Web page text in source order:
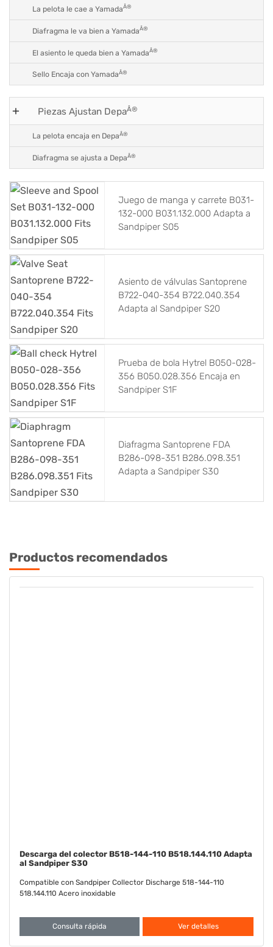
La pelota le cae a YamadaÂ®
Diafragma le va bien a YamadaÂ®
El asiento le queda bien a YamadaÂ®
Sello Encaja con YamadaÂ®
Piezas Ajustan DepaÂ®
La pelota encaja en DepaÂ®
Diafragma se ajusta a DepaÂ®
Juego de manga y carrete B031-
132-000 B031.132.000 Adapta a
Sandpiper S05
Asiento de válvulas Santoprene
B722-040-354 B722.040.354
Adapta al Sandpiper S20
Prueba de bola Hytrel B050-028-
356 B050.028.356 Encaja en
Sandpiper S1F
Diafragma Santoprene FDA
B286-098-351 B286.098.351
Adapta a Sandpiper S30
Productos recomendados
Diafragma Santoprene FDA B286-098-351 B286.098.351
Adapta a Sandpiper S30
Compatible con Diafragma Sandpiper Santoprene FDA 286-098-
351 286.098.351
Consulta rápida Ver detalles